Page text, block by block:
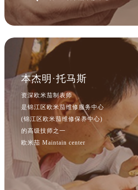
本杰明·托马斯
资深欧米茄制表师
是锦江区欧米茄维修服务中心
(锦江区欧米茄维修保养中心)
的高级技师之一
欧米茄 Maintain center